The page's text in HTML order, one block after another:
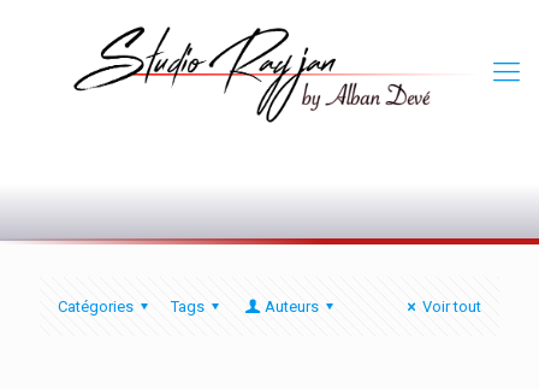
Catégories Tags Auteurs Voir tout